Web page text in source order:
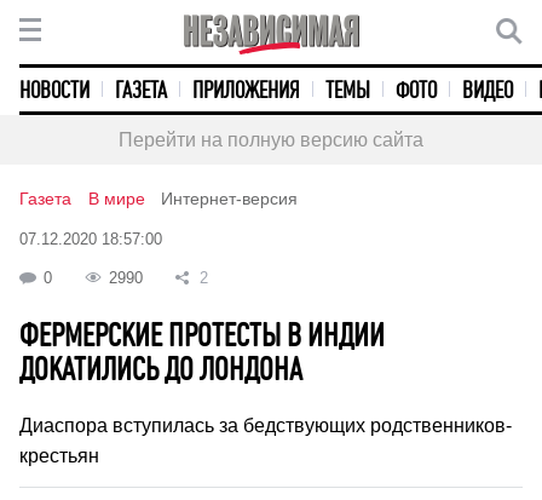
НОВОСТИ ГАЗЕТА ПРИЛОЖЕНИЯ ТЕМЫ ФОТО ВИДЕО
Перейти на полную версию сайта
Газета В мире Интернет-версия
07.12.2020 18:57:00
0 2990 2
ФЕРМЕРСКИЕ ПРОТЕСТЫ В ИНДИИ
ДОКАТИЛИСЬ ДО ЛОНДОНА
Диаспора вступилась за бедствующих родственников-
крестьян